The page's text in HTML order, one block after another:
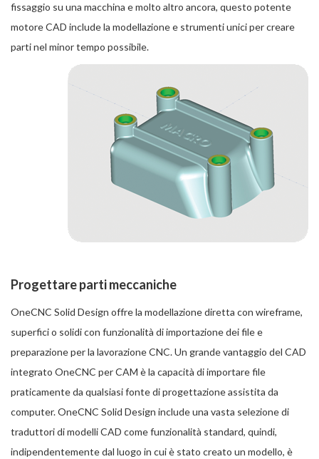
fissaggio su una macchina e molto altro ancora, questo potente
motore CAD include la modellazione e strumenti unici per creare
parti nel minor tempo possibile.
Progettare parti meccaniche
OneCNC Solid Design offre la modellazione diretta con wireframe,
superfici o solidi con funzionalità di importazione dei file e
preparazione per la lavorazione CNC. Un grande vantaggio del CAD
integrato OneCNC per CAM è la capacità di importare file
praticamente da qualsiasi fonte di progettazione assistita da
computer. OneCNC Solid Design include una vasta selezione di
traduttori di modelli CAD come funzionalità standard, quindi,
indipendentemente dal luogo in cui è stato creato un modello, è